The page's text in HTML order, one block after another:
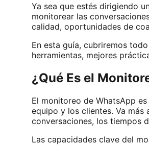
Ya sea que estés dirigiendo
monitorear las
calidad, oportunidades de
En esta guía, cubriremos
herramientas, mejores
¿Qué Es el
El monitoreo de WhatsApp
equipo y los clientes. Va
conversaciones, los tiempos
Las capacidades clave del